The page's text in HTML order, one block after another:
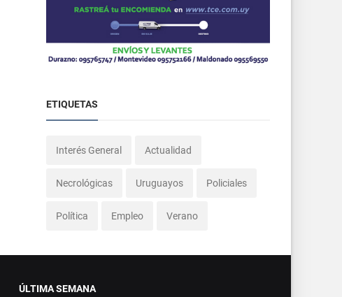
ETIQUETAS
Interés General Actualidad
Necrológicas Uruguayos Policiales
Política Empleo Verano
ÚLTIMA SEMANA